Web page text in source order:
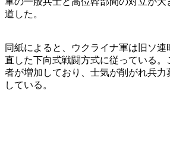
道した。
同紙によると、ウクライナ軍は旧ソ
直した下向式戦闘方式に従っている
者が増加しており、士気が削がれ兵
している。